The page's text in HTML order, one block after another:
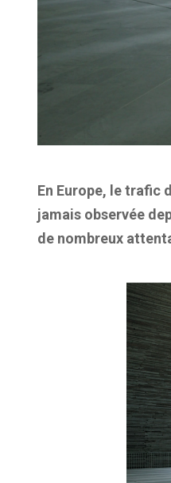
En Europe, le trafic
jamais observée
de nombreux